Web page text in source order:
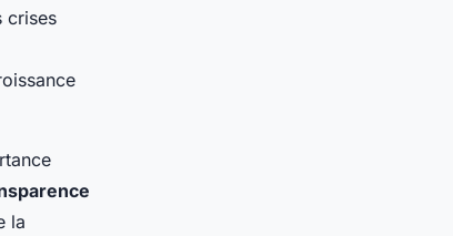
crises
la